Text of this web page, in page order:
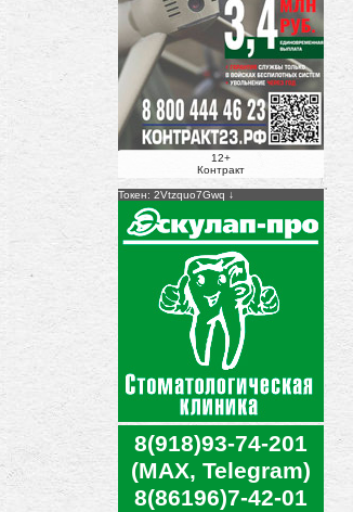
12+
Контракт
Токен: 2Vtzquo7Gwq
8(918)93-74-201
(MAX, Telegram)
8(86196)7-42-01